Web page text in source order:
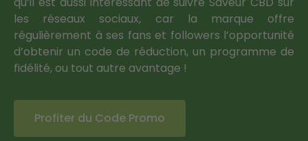
les réseaux sociaux, car la marque offre
régulièrement à ses fans et followers l’opportunité
d’obtenir un code de réduction, un programme de
fidélité, ou tout autre avantage !
Profiter du Code Promo